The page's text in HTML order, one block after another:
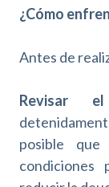
¿Cómo
Antes de
Revisar
posible que
condiciones